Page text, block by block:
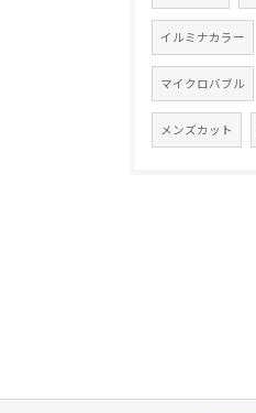
イルミナカラー
マイクロバブル
メンズカット